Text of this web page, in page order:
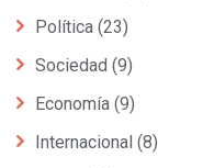
Política (23)
Sociedad (9)
Economía (9)
Internacional (8)